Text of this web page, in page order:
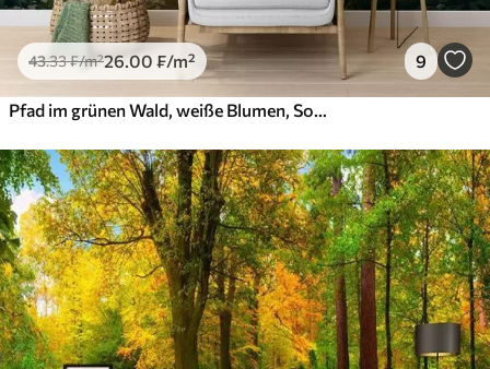
43.33₣/m²26.00 ₣/m² 9